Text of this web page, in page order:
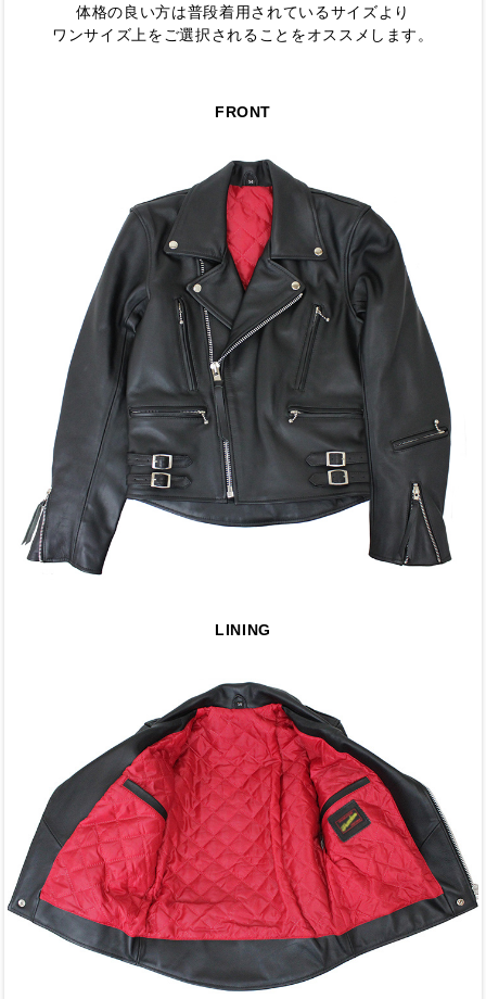
体格の良い方は普段着用されているサイズより
ワンサイズ上をご選択されることをオススメします。
FRONT
LINING